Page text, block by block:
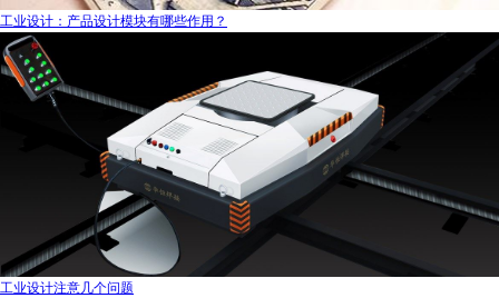
工业设计：产品设计模块有哪些作用？
工业设计注意几个问题